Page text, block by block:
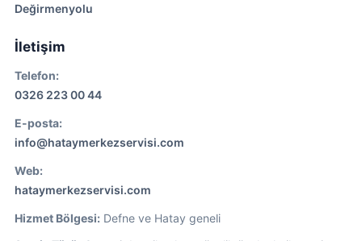
Değirmenyolu
İletişim
Telefon:
0326 223 00 44
E-posta:
info@hataymerkezservisi.com
Web:
hataymerkezservisi.com
Hizmet Bölgesi: Defne ve Hatay geneli